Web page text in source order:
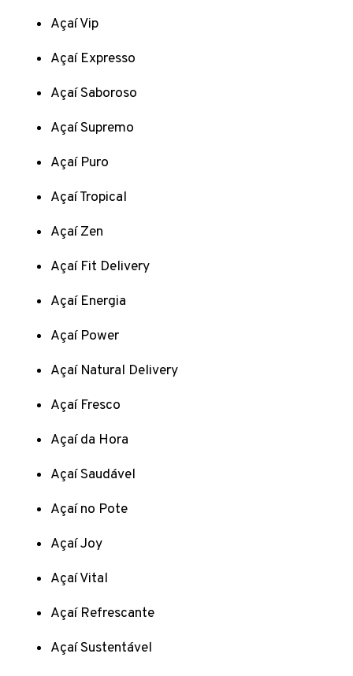
Açaí Vip
Açaí Expresso
Açaí Saboroso
Açaí Supremo
Açaí Puro
Açaí Tropical
Açaí Zen
Açaí Fit Delivery
Açaí Energia
Açaí Power
Açaí Natural Delivery
Açaí Fresco
Açaí da Hora
Açaí Saudável
Açaí no Pote
Açaí Joy
Açaí Vital
Açaí Refrescante
Açaí Sustentável